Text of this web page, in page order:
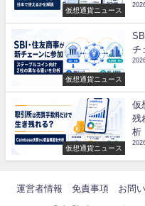
仮想通貨ニュース
仮想通貨ニュース
チ
仮想通貨ニュース
仮
残
析
運営者情報 免責事項 お問